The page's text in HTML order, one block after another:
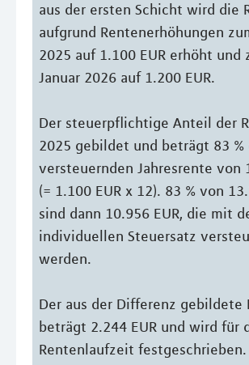
aus der ersten Schicht wird die
aufgrund Rentenerhöhungen
2025 auf 1.100 EUR erhöht und
Januar 2026 auf 1.200 EUR.
Der steuerpflichtige Anteil der
2025 gebildet und beträgt 83 %
versteuernden Jahresrente von
(= 1.100 EUR x 12). 83 % von
sind dann 10.956 EUR, die mit
individuellen Steuersatz
werden.
Der aus der Differenz gebildete
beträgt 2.244 EUR und wird für
Rentenlaufzeit festgeschrieben.